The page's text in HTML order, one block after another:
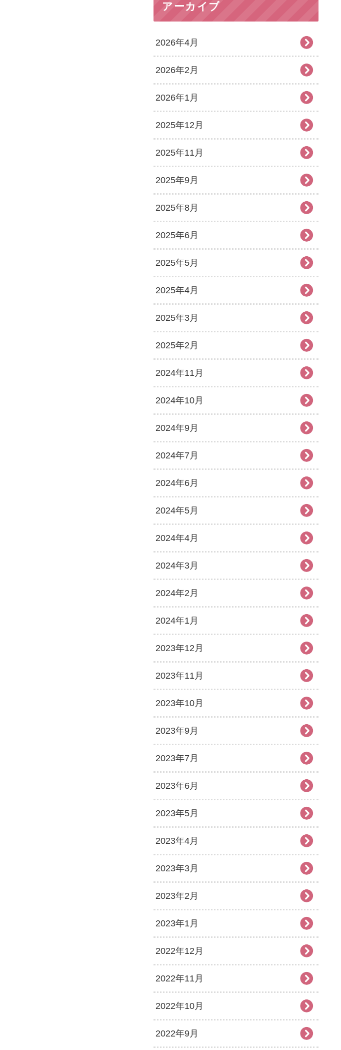
アーカイブ
2026年4月
2026年2月
2026年1月
2025年12月
2025年11月
2025年9月
2025年8月
2025年6月
2025年5月
2025年4月
2025年3月
2025年2月
2024年11月
2024年10月
2024年9月
2024年7月
2024年6月
2024年5月
2024年4月
2024年3月
2024年2月
2024年1月
2023年12月
2023年11月
2023年10月
2023年9月
2023年7月
2023年6月
2023年5月
2023年4月
2023年3月
2023年2月
2023年1月
2022年12月
2022年11月
2022年10月
2022年9月